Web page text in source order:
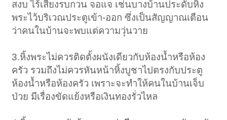
สงบ ไร้เสียงรบกวน จอแจ เช่นบางบ้านประดับหิ้ง
พระไว้บริเวณประตูเข้า-ออก ซึ่งเป็นสัญญาณเตือน
ว่าคนในบ้านจะพบแต่ความวุ่นวาย
3.หิ้งพระไม่ควรติดตั้งผนังเดียวกับห้องน้ำหรือห้อง
ครัว รวมถึงไม่ควรหันหน้าหิ้งบูชาไปตรงกับประตู
ห้องน้ำหรือห้องครัว เพราะจะทำให้คนในบ้านเจ็บ
ป่วย มีเรื่องขัดแย้งหรือเงินทองรั่วไหล